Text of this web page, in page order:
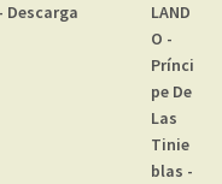
Descarga